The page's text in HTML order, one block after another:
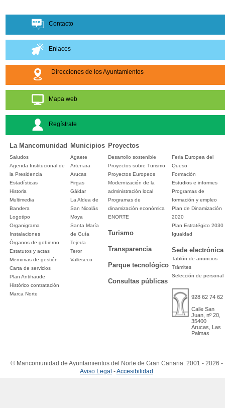
Contacto
Enlaces
Direcciones de los Ayuntamientos
Mapa web
Regístrate
La Mancomunidad Municipios Proyectos
Saludos
Agenda Institucional de
la Presidencia
Estadísticas
Historia
Multimedia
Bandera
Logotipo
Organigrama
Instalaciones
Órganos de gobierno
Estatutos y actas
Memorias de gestión
Carta de servicios
Plan Antifraude
Histórico contratación
Marca Norte
Agaete
Artenara
Arucas
Firgas
Gáldar
La Aldea de
San Nicolás
Moya
Santa María
de Guía
Tejeda
Teror
Valleseco
Desarrollo sostenible
Proyectos sobre Turismo
Proyectos Europeos
Modernización de la
administración local
Programas de
dinamización económica
ENORTE
Turismo
Transparencia
Parque tecnológico
Consultas públicas
Feria Europea del
Queso
Formación
Estudios e informes
Programas de
formación y empleo
Plan de Dinamización
2020
Plan Estratégico 2030
Igualdad
Sede electrónica
Tablón de anuncios
Trámites
Selección de personal
928 62 74 62
Calle San
Juan, nº 20,
35400
Arucas, Las
Palmas
© Mancomunidad de Ayuntamientos del Norte de Gran Canaria. 2001 - 2026 -
Aviso Legal -Accesibilidad